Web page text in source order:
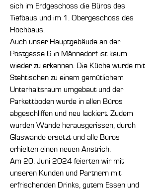
sich im Erdgeschoss die Büros des
Tiefbaus und im 1. Obergeschoss des
Hochbaus.
Auch unser Hauptgebäude an der
Postgasse 6 in Männedorf ist kaum
wieder zu erkennen. Die Küche wurde mit
Stehtischen zu einem gemütlichem
Unterhaltsraum umgebaut und der
Parkettboden wurde in allen Büros
abgeschliffen und neu lackiert. Zudem
wurden Wände herausgerissen, durch
Glaswände ersetzt und alle Büros
erhielten einen neuen Anstrich.
Am 20. Juni 2024 feierten wir mit
unseren Kunden und Partnern mit
erfrischenden Drinks, gutem Essen und